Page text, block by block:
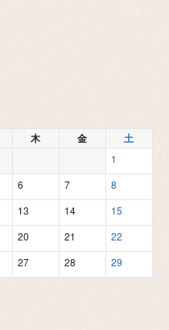
木 金 土
1
6 7
8
13 14
15
20 21
22
27 28
29